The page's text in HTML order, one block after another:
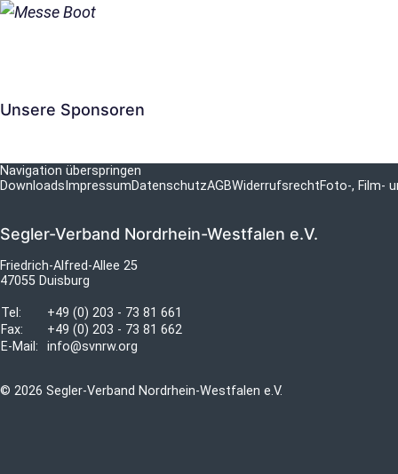
Unsere Sponsoren
Navigation überspringen
Downloads ImpressumDatenschutzAGBWiderrufsrechtFoto-, Film-
Segler-Verband Nordrhein-Westfalen e.V.
Friedrich-Alfred-Allee 25
47055 Duisburg
Tel:
+49 (0) 203 - 73 81 661
Fax:
+49 (0) 203 - 73 81 662
E-Mail:
info@svnrw.org
© 2026 Segler-Verband Nordrhein-Westfalen e.V.